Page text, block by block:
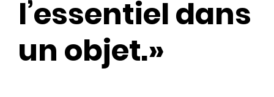
l’essentiel dans
un objet.»